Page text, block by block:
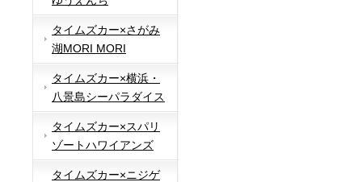
タイムズカー×さがみ
湖MORI MORI
タイムズカー×横浜・
八景島シーパラダイス
タイムズカー×スパリ
ゾートハワイアンズ
タイムズカー×ニジゲ